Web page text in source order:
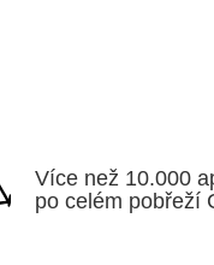
Více než 10.000
po celém pobřeží